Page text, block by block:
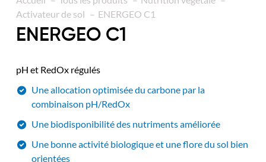
Activateur de sol
ENERGEO C1
ENERGEO C1
pH et RedOx régulés
Une allocation optimisée du carbone par la
combinaison pH/RedOx
Une biodisponibilité des nutriments améliorée
Une bonne activité biologique et une flore du sol bien
orientées